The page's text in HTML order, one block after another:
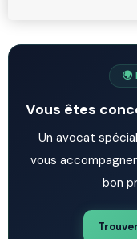
🌍
Vous êtes
Un avocat
vous
bon